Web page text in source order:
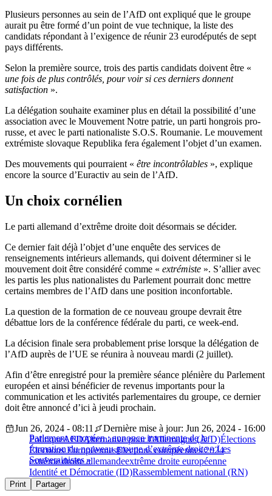
Plusieurs personnes au sein de l’AfD ont expliqué que le groupe
aurait pu être formé d’un point de vue technique, la liste des
candidats répondant à l’exigence de réunir 23 eurodéputés de sept
pays différents.
Selon la première source, trois des partis candidats doivent être «
une fois de plus contrôlés, pour voir si ces derniers donnent
satisfaction ».
La délégation souhaite examiner plus en détail la possibilité d’une
association avec le Mouvement Notre patrie, un parti hongrois pro-
russe, et avec le parti nationaliste S.O.S. Roumanie. Le mouvement
extrémiste slovaque Republika fera également l’objet d’un examen.
Des mouvements qui pourraient « être incontrôlables », explique
encore la source d’Euractiv au sein de l’AfD.
Un choix cornélien
Le parti allemand d’extrême droite doit désormais se décider.
Ce dernier fait déjà l’objet d’une enquête des services de
renseignements intérieurs allemands, qui doivent déterminer si le
mouvement doit être considéré comme « extrémiste ». S’allier avec
les partis les plus nationalistes du Parlement pourrait donc mettre
certains membres de l’AfD dans une position inconfortable.
La question de la formation de ce nouveau groupe devrait être
débattue lors de la conférence fédérale du parti, ce week-end.
La décision finale sera probablement prise lorsque la délégation de
l’AfD auprès de l’UE se réunira à nouveau mardi (2 juillet).
Afin d’être enregistré pour la première séance plénière du Parlement
européen et ainsi bénéficier de revenus importants pour la
communication et les activités parlementaires du groupe, ce dernier
doit être annoncé d’ici à jeudi prochain.
Parlement européen : annonce imminente de la
formation du nouveau groupe d’extrême droite « Les
Souverainistes »
Jun 26, 2024 - 08:11
Dernière mise à jour: Jun 26, 2024 - 16:00
PolitiqueAFDAlternative pour l'Allemagne (AfD)Élections
Élections EuropéennesElections européennes 2024
extrême droite allemandeextrême droite européenne
Identité et Démocratie (ID)Rassemblement national (RN)
Print Partager